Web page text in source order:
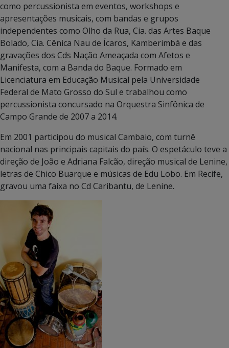
como percussionista em eventos, workshops e
apresentações musicais, com bandas e grupos
independentes como Olho da Rua, Cia. das Artes Baque
Bolado, Cia. Cênica Nau de Ícaros, Kamberimbá e das
gravações dos Cds Nação Ameaçada com Afetos e
Manifesta, com a Banda do Baque. Formado em
Licenciatura em Educação Musical pela Universidade
Federal de Mato Grosso do Sul e trabalhou como
percussionista concursado na Orquestra Sinfônica de
Campo Grande de 2007 a 2014.
Em 2001 participou do musical Cambaio, com turnê
nacional nas principais capitais do país. O espetáculo teve a
direção de João e Adriana Falcão, direção musical de Lenine,
letras de Chico Buarque e músicas de Edu Lobo. Em Recife,
gravou uma faixa no Cd Caribantu, de Lenine.